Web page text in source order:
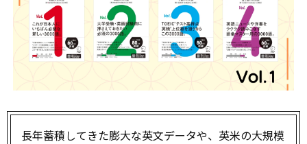
長年蓄積してきた膨大な英文データや、英米の大規模